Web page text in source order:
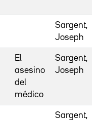
Sargent,
Joseph
El
asesino
del
médico
Sargent,
Joseph
Sargent,